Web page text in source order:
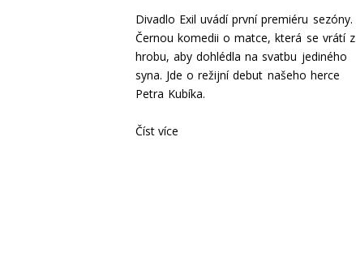
Divadlo Exil uvádí první premiéru sezóny.
Černou komedii o matce, která se vrátí z
hrobu, aby dohlédla na svatbu jediného
syna. Jde o režijní debut našeho herce
Petra Kubíka.
Číst více